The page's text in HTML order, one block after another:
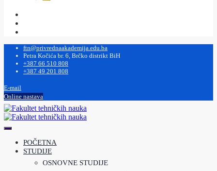
ftn@privrednaakademija.edu.ba
Petra Kočića br. 6, Brčko distrikt BiH
+387 66 510 808
+387 49 201 808
E-mail
Online nastava
POČETNA
STUDIJE
OSNOVNE STUDIJE